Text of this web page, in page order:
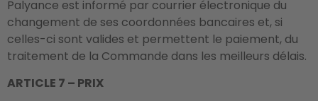
Palyance est informé par courrier électronique du
changement de ses coordonnées bancaires et, si
celles-ci sont valides et permettent le paiement, du
traitement de la Commande dans les meilleurs délais.
ARTICLE 7 – PRIX